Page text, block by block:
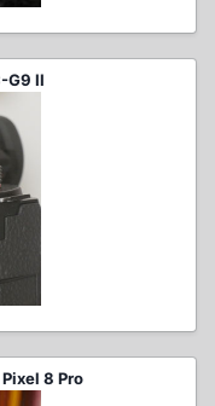
G9 II
8 Pro